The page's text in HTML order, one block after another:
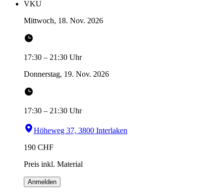
VKU
Mittwoch, 18. Nov. 2026
17:30 – 21:30 Uhr
Donnerstag, 19. Nov. 2026
17:30 – 21:30 Uhr
Höheweg 37, 3800 Interlaken
190 CHF
Preis inkl. Material
Anmelden